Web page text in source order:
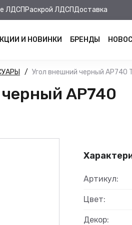
ЛДСП Раскрой ЛДСПДоставка
И НОВИНКИ БРЕНДЫ
Угол внешний черный AP740
AP740
Артикул:
Цвет:
Декор: